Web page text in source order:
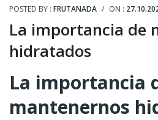
POSTED BY : FRUTANADA / ON :
La importancia de
hidratados
La importancia
mantenernos